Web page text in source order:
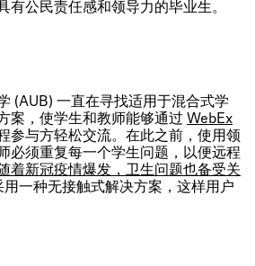
有公民责任感和领导力的毕业生。
(AUB) 一直在寻找适用于混合式学
案，使学生和教师能够通过 WebEx
参与方轻松交流。在此之前，使用领
必须重复每一个学生问题，以便远程
着新冠疫情爆发，卫生问题也备受关
用一种无接触式解决方案，这样用户